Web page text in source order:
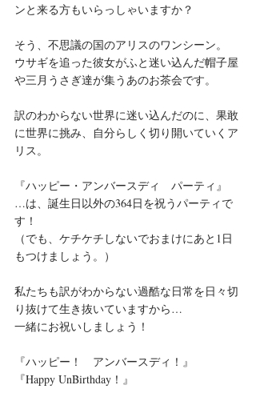
ンと来る方もいらっしゃいますか？
そう、不思議の国のアリスのワンシーン。
ウサギを追った彼女がふと迷い込んだ帽子屋
や三月うさぎ達が集うあのお茶会です。
訳のわからない世界に迷い込んだのに、果敢
に世界に挑み、自分らしく切り開いていくア
リス。
『ハッピー・アンバースディ　パーティ』
…は、誕生日以外の364日を祝うパーティで
す！
（でも、ケチケチしないでおまけにあと1日
もつけましょう。）
私たちも訳がわからない過酷な日常を日々切
り抜けて生き抜いていますから…
一緒にお祝いしましょう！
『ハッピー！　アンバースディ！』
『Happy UnBirthday！』